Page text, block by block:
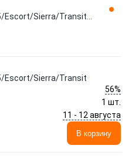
Escort/Sierra/Transit
Escort/Sierra/Transit
56%
1 шт.
11 - 12 августа
В корзину